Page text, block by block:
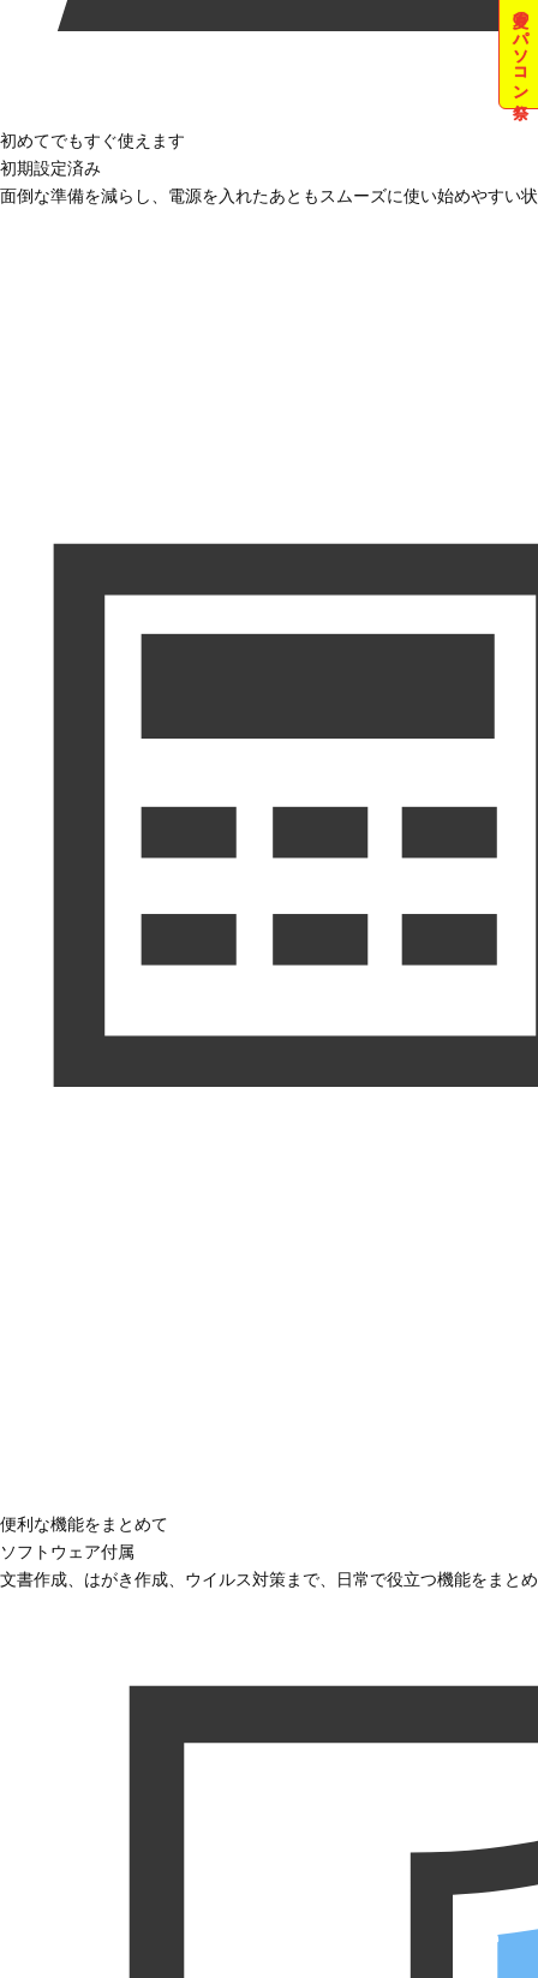
夏のパソコン祭
初めてでもすぐ使えます
初期設定済み
面倒な準備を減らし、電源を入れたあともスムーズに使い始めやすい
便利な機能をまとめて
ソフトウェア付属
文書作成、はがき作成、ウイルス対策まで、日常で役立つ機能をまと